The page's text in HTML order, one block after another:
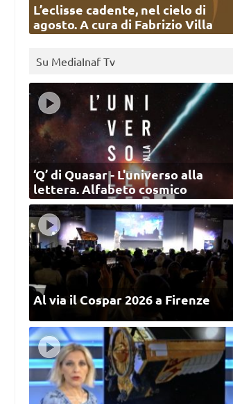
L’eclisse cadente, nel cielo di
agosto. A cura di Fabrizio Villa
Su MediaInaf Tv
‘Q’ di Quasar - L'universo alla
lettera. Alfabeto cosmico
Al via il Cospar 2026 a Firenze